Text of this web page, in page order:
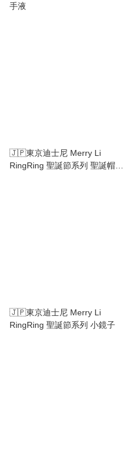
手液
🇯🇵東京迪士尼 Merry Li
RingRing 聖誕節系列 聖誕帽米
🇯🇵東京迪士尼 Merry Li
RingRing 聖誕節系列 小鏡子